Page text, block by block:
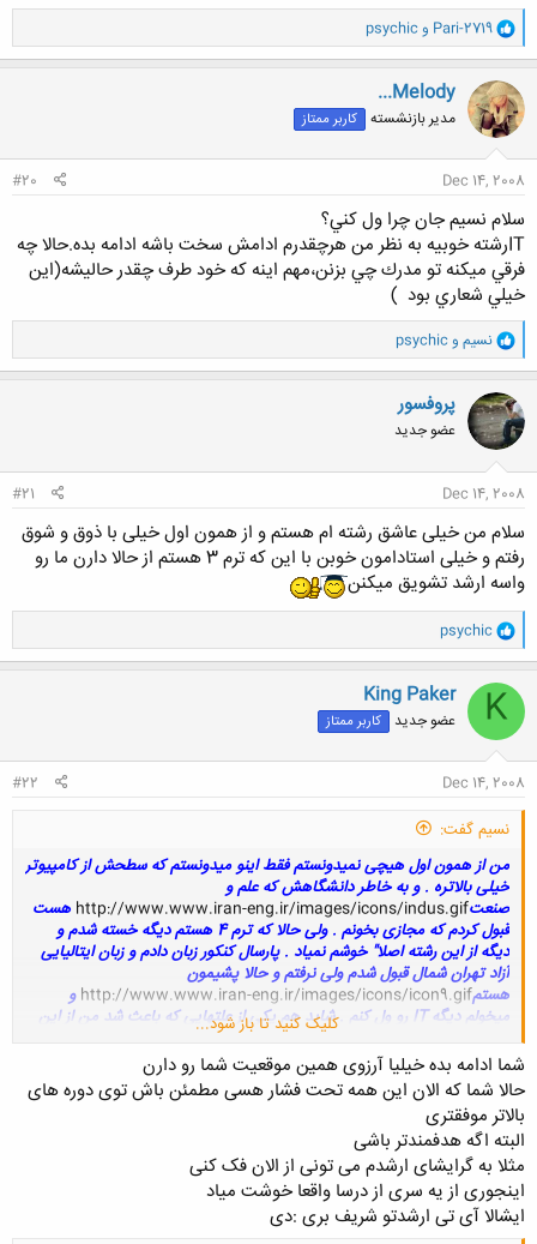
و
ا
ک
ن
ش
ه
ا
Pari-2719 و psychic
...Melody
مدیر بازنشسته کاربر ممتاز
Dec 14, 2008
#20
سلام نسيم جان چرا ول كني؟
ITرشته خوبيه به نظر من هرچقدرم ادامش سخت باشه ادامه بده.حالا چه
فرقي ميكنه تو مدرك چي بزنن،مهم اينه كه خود طرف چقدر حاليشه(اين
خيلي شعاري بود )
و
ا
ک
ن
ش
ه
ا
نسیم وpsychic
پروفسور
عضو جدید
Dec 14, 2008
#21
سلام من خیلی عاشق رشته ام هستم و از همون اول خیلی با ذوق و شوق
رفتم و خیلی استادامون خوبن با این که ترم 3 هستم از حالا دارن ما رو
واسه ارشد تشویق میکنن
و
ا
ک
ن
ش
ه
ا
psychic
K
King Paker
عضو جدید کاربر ممتاز
Dec 14, 2008
#22
نسیم گفت:
من از همون اول هیچی نمیدونستم فقط اینو میدونستم که سطحش از کامپیوتر
خیلی بالاتره . و به خاطر دانشگاهش که علم و
صنعتhttp://www.www.iran-eng.ir/images/icons/indus.gif هست
قبول کردم که مجازی بخونم . ولی حالا که ترم 4 هستم دیگه خسته شدم و
دیگه از این رشته اصلا" خوشم نمیاد . پارسال کنکور زبان دادم و زبان ایتالیایی
آزاد تهران شمال قبول شدم ولی نرفتم و حالا پشیمون
هستمhttp://www.www.iran-eng.ir/images/icons/icon9.gifو
میخولم دیگه IT رو ول کنم . شاید هم یکی از علتهایی که باعث شد من از این
رشته متنفر بشم استادای دانشگاهمون هست چون هرچقدر هم که درس
بخونیمباز هم نمره پایین میدن و میگن چون شماها مجازی هستید پس وقت
بیشتری برای درس خوندن دارید و با اینکه درس نمیدن بعضی از قسمتها رو از
اون قسمتها بیشتر سئوال میدن.
و این طور که من شنیدم قراره مدرک فراگیر
بنویسن و نه مجازی
http://www.www.iran-
eng.ir/images/icons/icon9.gif
کلیک کنید تا باز شود...
شما ادامه بده خیلیا آرزوی همین موقعیت شما رو دارن
حالا شما که الان این همه تحت فشار هسی مطمئن باش توی دوره های
بالاتر موفقتری
البته اگه هدفمندتر باشی
مثلا به گرایشای ارشدم می تونی از الان فک کنی
اینجوری از یه سری از درسا واقعا خوشت میاد
ایشالا آی تی ارشدتو شریف بری :دی